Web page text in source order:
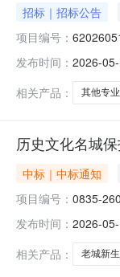
招标｜招标公告
项目编号：
发布时间： 2026-
相关产品：
其他专
历史文化名城
中标｜中标通知
项目编号： 0835-
发布时间： 2026-
相关产品：
老城新